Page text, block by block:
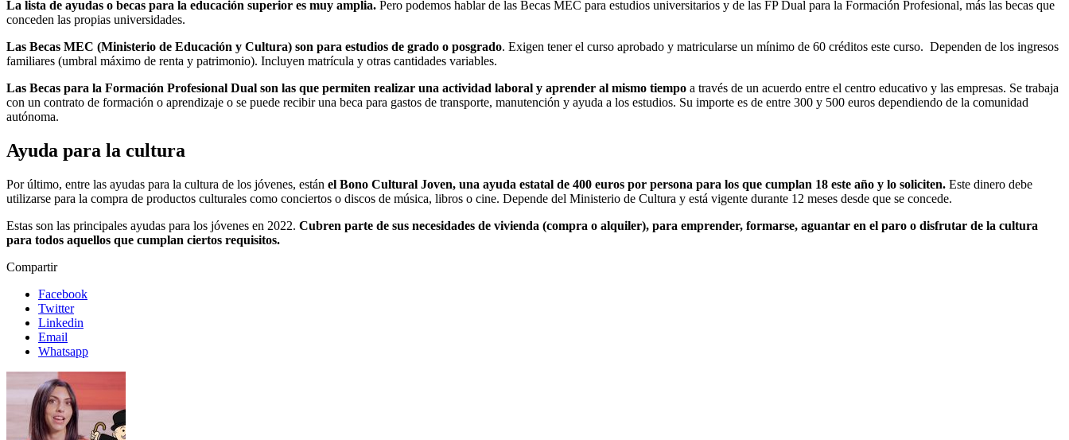
La lista de ayudas o becas para la educación superior es muy amplia. Pero podemos hablar de las Becas MEC para estudios universitarios y de las FP Dual para la Formación Profesional, más las becas que
conceden las propias universidades.
Las Becas MEC (Ministerio de Educación y Cultura) son para estudios de grado o posgrado. Exigen tener el curso aprobado y matricularse un mínimo de 60 créditos este curso. Dependen de los ingresos
familiares (umbral máximo de renta y patrimonio). Incluyen matrícula y otras cantidades variables.
Las Becas para la Formación Profesional Dual son las que permiten realizar una actividad laboral y aprender al mismo tiempo a través de un acuerdo entre el centro educativo y las empresas. Se trabaja
con un contrato de formación o aprendizaje o se puede recibir una beca para gastos de transporte, manutención y ayuda a los estudios. Su importe es de entre 300 y 500 euros dependiendo de la comunidad
autónoma.
Ayuda para la cultura
Por último, entre las ayudas para la cultura de los jóvenes, están el Bono Cultural Joven, una ayuda estatal de 400 euros por persona para los que cumplan 18 este año y lo soliciten. Este dinero debe
utilizarse para la compra de productos culturales como conciertos o discos de música, libros o cine. Depende del Ministerio de Cultura y está vigente durante 12 meses desde que se concede.
Estas son las principales ayudas para los jóvenes en 2022. Cubren parte de sus necesidades de vivienda (compra o alquiler), para emprender, formarse, aguantar en el paro o disfrutar de la cultura
para todos aquellos que cumplan ciertos requisitos.
Compartir
Facebook
Twitter
Linkedin
Email
Whatsapp